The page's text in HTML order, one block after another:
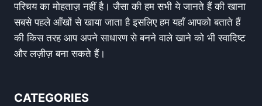
परिचय का मोहताज़ नहीं है। जैसा की हम सभी ये जानते हैं की खाना
सबसे पहले आँखों से खाया जाता है इसलिए हम यहाँ आपको बताते हैं
की किस तरह आप अपने साधारण से बनने वाले खाने को भी स्वादिष्ट
और लज़ीज़ बना सकते हैं।
CATEGORIES